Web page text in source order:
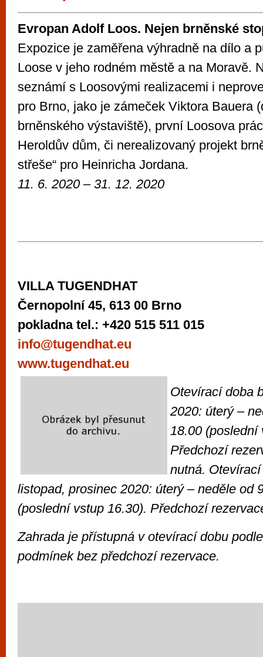
Evropan Adolf Loos. Nejen brněnské
Expozice je zaměřena výhradně na dílo a
Loose v jeho rodném městě a na Moravě.
seznámí s Loosovými realizacemi i
pro Brno, jako je zámeček Viktora Bauera
brněnského výstaviště), první Loosova
Heroldův dům, či nerealizovaný projekt
střeše“ pro Heinricha Jordana.
11. 6. 2020 – 31. 12. 2020
VILLA TUGENDHAT
Černopolní 45, 613 00 Brno
pokladna tel.: +420 515 511 015
info@tugendhat.eu
www.tugendhat.eu
Otevírací doba
2020: úterý –
18.00 (poslední
Předchozí
nutná.
listopad, prosinec 2020: úterý – neděle od
(poslední vstup 16.30). Předchozí
Zahrada je přístupná v otevírací dobu
podmínek bez předchozí rezervace.
vyzkoušet různé kasinové hry. V
metropoli naleznete širokou nabídku her
po moderní automaty jak pro pravidelné
příležitostné hráče. V...